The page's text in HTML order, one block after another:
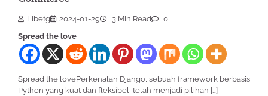
Libetg 2024-01-29 3 Min Read
0
Spread the love
Spread the lovePerkenalan Django, sebuah framework berbasis
Python yang kuat dan fleksibel, telah menjadi pilihan […]